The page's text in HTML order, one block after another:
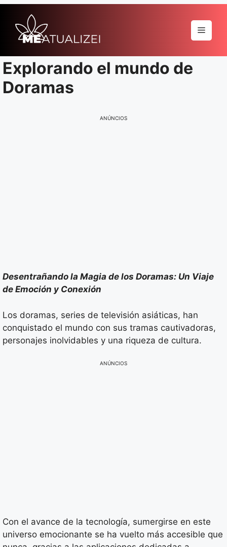
para
Menu
Explorando el mundo de
Doramas
ANÚNCIOS
Desentrañando la Magia de los Doramas: Un Viaje
de Emoción y Conexión
Los doramas, series de televisión asiáticas, han
conquistado el mundo con sus tramas cautivadoras,
personajes inolvidables y una riqueza de cultura.
ANÚNCIOS
Con el avance de la tecnología, sumergirse en este
universo emocionante se ha vuelto más accesible que